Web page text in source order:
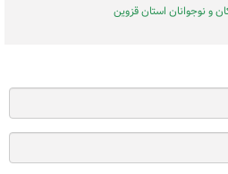
و نوجوانان استان قزوین